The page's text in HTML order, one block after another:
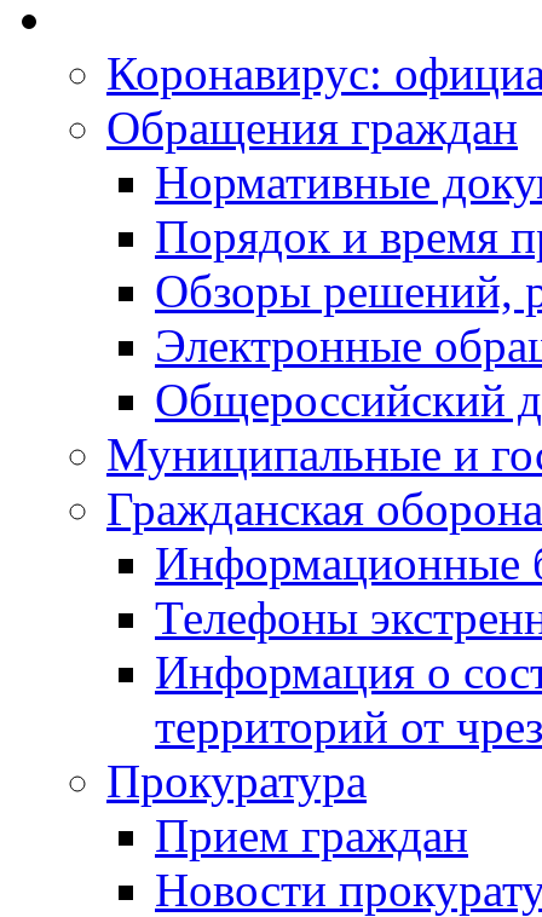
Коронавирус:
Обращения граждан
Нормативные
Порядок и время
Обзоры решений,
Электронные
Общероссийский
Муниципальные и
Гражданская
Информационные
Телефоны
Информация о
территорий от
Прокуратура
Прием граждан
Новости